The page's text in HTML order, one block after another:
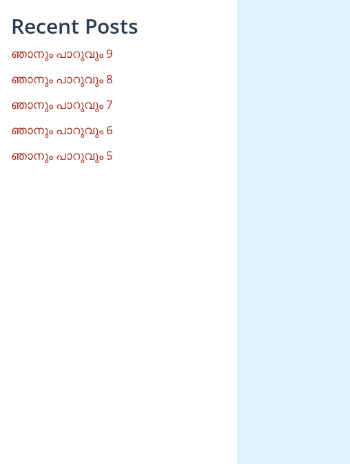
Recent Posts
ഞാനും പാറുവും 9
ഞാനും പാറുവും 8
ഞാനും പാറുവും 7
ഞാനും പാറുവും 6
ഞാനും പാറുവും 5